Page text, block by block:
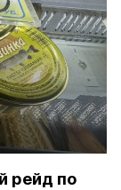
рейд по